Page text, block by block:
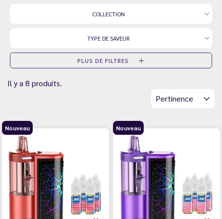
COLLECTION
TYPE DE SAVEUR
PLUS DE FILTRES
Il y a 8 produits.
Pertinence
Nouveau Nouveau